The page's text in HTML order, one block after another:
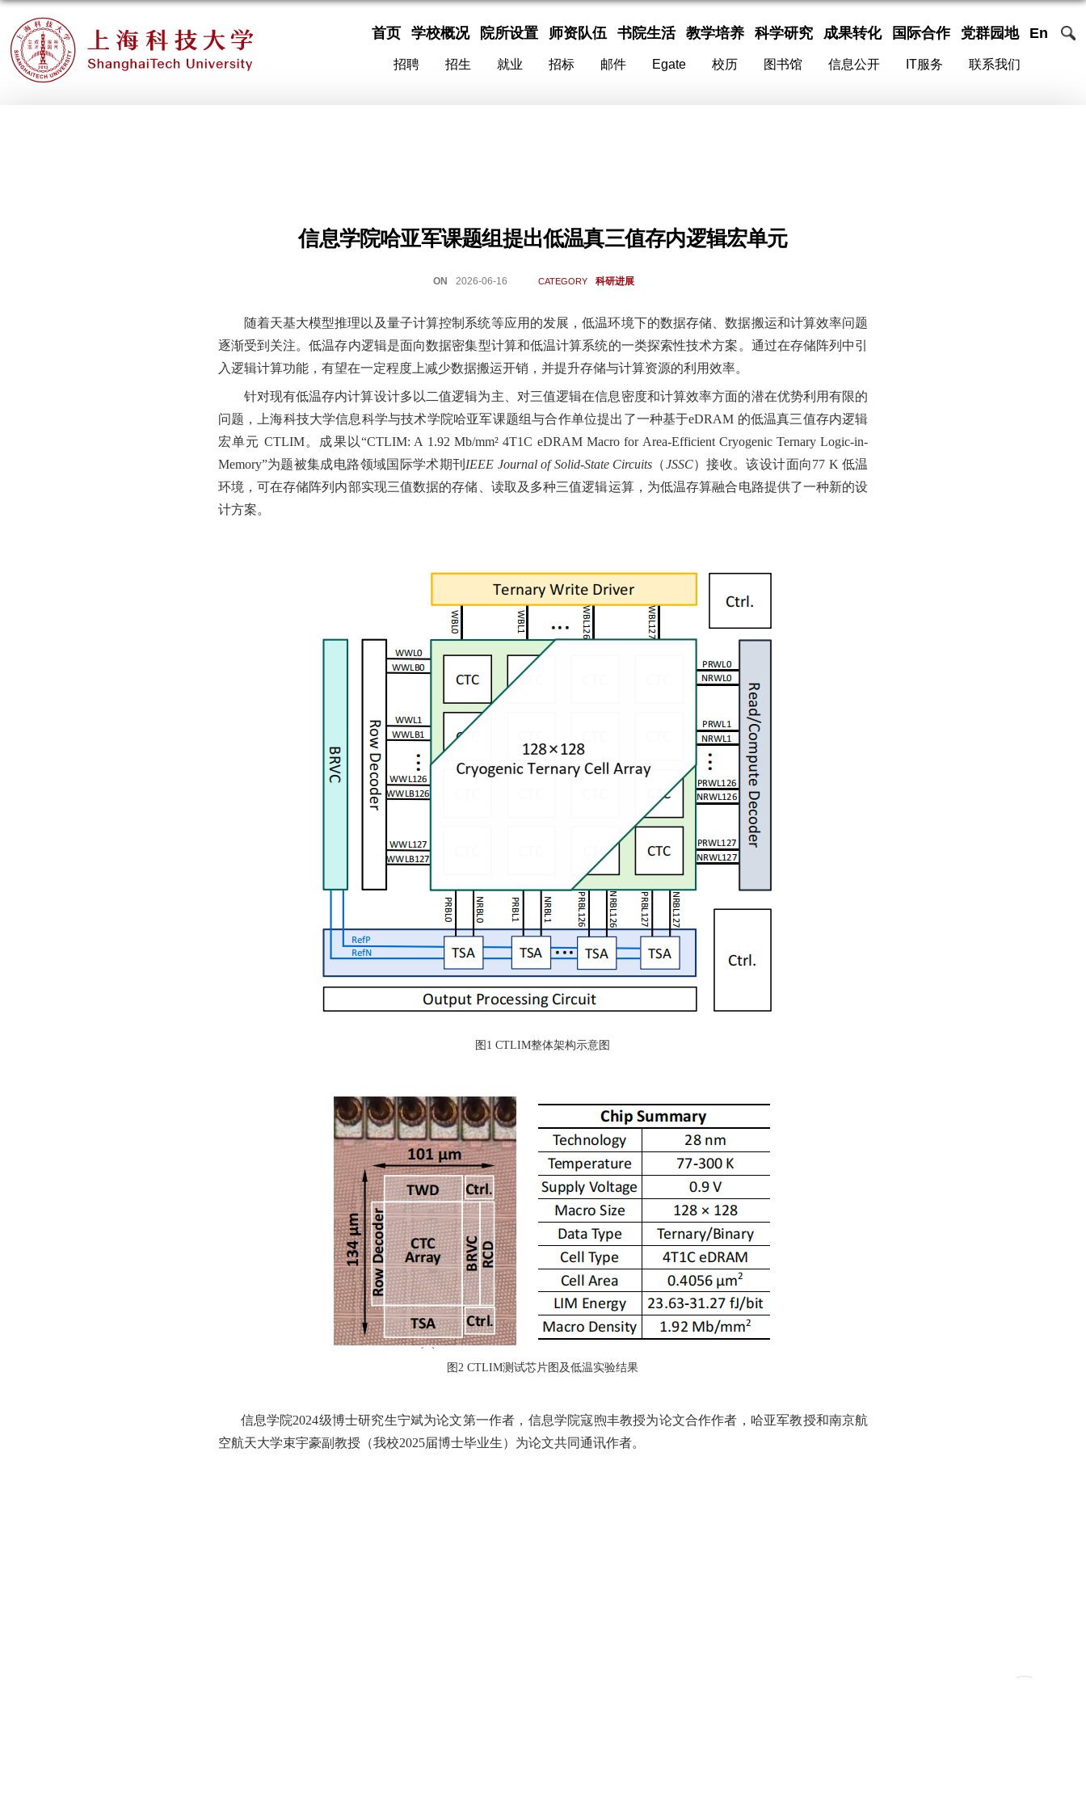
首页 学校概况 院所设置 师资队伍 书院生活 教学培养 科学研究 成果转化 国际合作 党群园地 En
招聘 招生 就业 招标 邮件 Egate 校历 图书馆 信息公开 IT服务 联系我们
信息学院哈亚军课题组提出低温真三值存内逻辑宏单元
ON 2026-06-16 CATEGORY 科研进展
随着天基大模型推理以及量子计算控制系统等应用的发展，低温环境下的数据存储、数据搬运和计算效率问题
逐渐受到关注。低温存内逻辑是面向数据密集型计算和低温计算系统的一类探索性技术方案。通过在存储阵列中引
入逻辑计算功能，有望在一定程度上减少数据搬运开销，并提升存储与计算资源的利用效率。
针对现有低温存内计算设计多以二值逻辑为主、对三值逻辑在信息密度和计算效率方面的潜在优势利用有限的
问题，上海科技大学信息科学与技术学院哈亚军课题组与合作单位提出了一种基于eDRAM 的低温真三值存内逻辑
宏单元 CTLIM。成果以“CTLIM: A 1.92 Mb/mm² 4T1C eDRAM Macro for Area-Efficient Cryogenic Ternary Logic-in-
Memory”为题被集成电路领域国际学术期刊 IEEE Journal of Solid-State Circuits（JSSC）接收。该设计面向77 K 低温
环境，可在存储阵列内部实现三值数据的存储、读取及多种三值逻辑运算，为低温存算融合电路提供了一种新的设
计方案。
图 1 CTLIM整体架构示意图
图 2 CTLIM测试芯片图及低温实验结果
信息学院2024级博士研究生宁斌为论文第一作者，信息学院寇煦丰教授为论文合作作者，哈亚军教授和南京航
空航天大学束宇豪副教授（我校2025届博士毕业生）为论文共同通讯作者。